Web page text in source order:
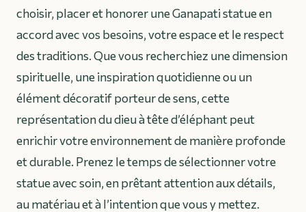
choisir, placer et honorer une Ganapati statue en
accord avec vos besoins, votre espace et le respect
des traditions. Que vous recherchiez une dimension
spirituelle, une inspiration quotidienne ou un
élément décoratif porteur de sens, cette
représentation du dieu à tête d’éléphant peut
enrichir votre environnement de manière profonde
et durable. Prenez le temps de sélectionner votre
statue avec soin, en prêtant attention aux détails,
au matériau et à l’intention que vous y mettez.